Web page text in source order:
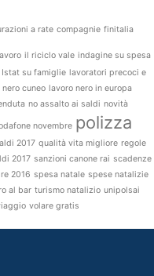
a rate compagnie finitalia
il riciclo vale indagine su spesa
Istat su famiglie lavoratori precoci e
cuneo lavoro nero in europa
no assalto ai saldi novità
novembre polizza
2017 qualità vita migliore regole
2017 sanzioni canone rai scadenze
2016 spesa natale spese natalizie
al bar turismo natalizio unipolsai
volare gratis